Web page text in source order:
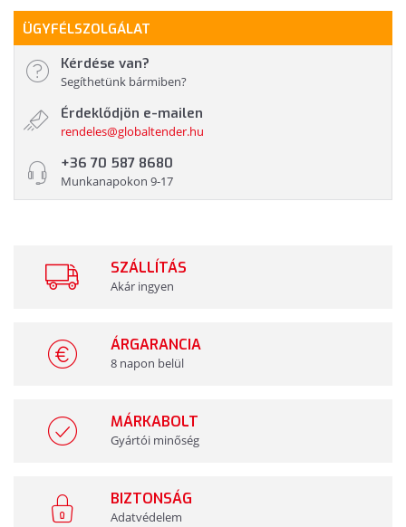
ÜGYFÉLSZOLGÁLAT
Kérdése van?
Segíthetünk bármiben?
Érdeklődjön e-mailen
rendeles@globaltender.hu
+36 70 587 8680
Munkanapokon 9-17
SZÁLLÍTÁS
Akár ingyen
ÁRGARANCIA
8 napon belül
MÁRKABOLT
Gyártói minőség
BIZTONSÁG
Adatvédelem